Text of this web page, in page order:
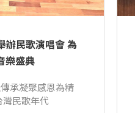
辦民歌演唱會 為
樂盛典
承凝聚感恩為精
民歌年代